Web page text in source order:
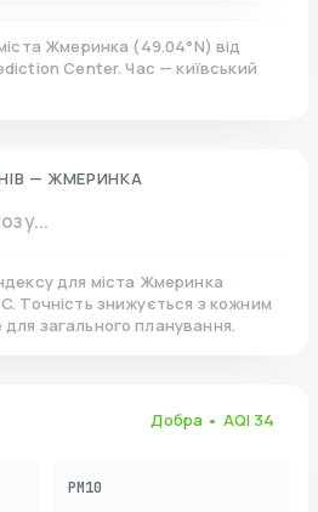
Жмеринка (49.04°N)від
Center. Час — київський
— ЖМЕРИНКА
для міста Жмеринка
Точність знижується з кожним
загального планування.
Добра • AQI 34
PM10